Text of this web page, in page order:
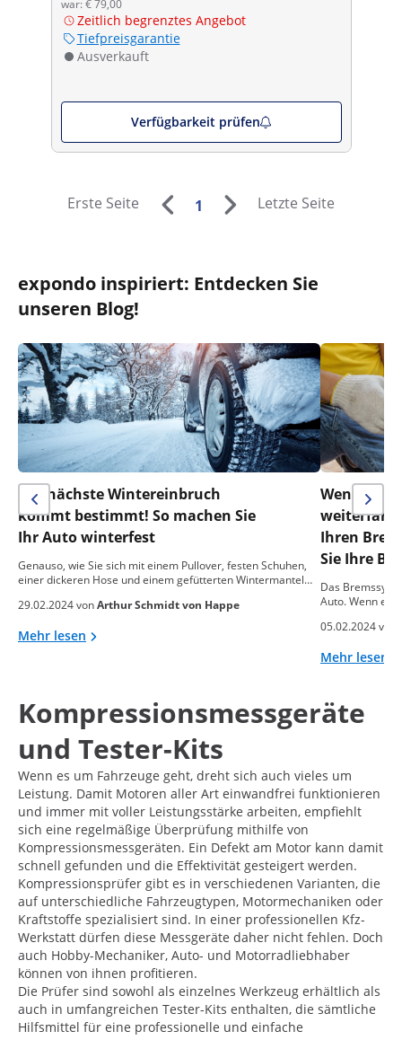
war: € 79,00
Zeitlich begrenztes Angebot
Tiefpreisgarantie
Ausverkauft
Verfügbarkeit prüfen
Erste Seite 1 Letzte Seite
expondo inspiriert: Entdecken Sie
unseren Blog!
Der nächste Wintereinbruch
kommt bestimmt! So machen Sie
Ihr Auto winterfest
Genauso, wie Sie sich mit einem Pullover, festen Schuhen,
einer dickeren Hose und einem gefütterten Wintermantel…
29.02.2024 vonArthur Schmidt von Happe
Mehr lesen
Wenn alle
Ihren
Sie Ihre
Das
Auto. Wenn es
05.02.2024 von
Mehr lesen
Kompressionsmessgeräte
und Tester-Kits
Wenn es um Fahrzeuge geht, dreht sich auch vieles um
Leistung. Damit Motoren aller Art einwandfrei funktionieren
und immer mit voller Leistungsstärke arbeiten, empfiehlt
sich eine regelmäßige Überprüfung mithilfe von
Kompressionsmessgeräten. Ein Defekt am Motor kann damit
schnell gefunden und die Effektivität gesteigert werden.
Kompressionsprüfer gibt es in verschiedenen Varianten, die
auf unterschiedliche Fahrzeugtypen, Motormechaniken oder
Kraftstoffe spezialisiert sind. In einer professionellen Kfz-
Werkstatt dürfen diese Messgeräte daher nicht fehlen. Doch
auch Hobby-Mechaniker, Auto- und Motorradliebhaber
können von ihnen profitieren.
Die Prüfer sind sowohl als einzelnes Werkzeug erhältlich als
auch in umfangreichen Tester-Kits enthalten, die sämtliche
Hilfsmittel für eine professionelle und einfache